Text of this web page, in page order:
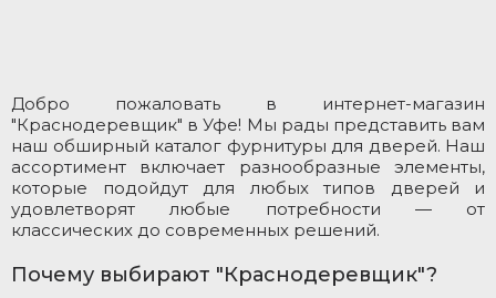
Добро пожаловать в интернет-магазин
"Краснодеревщик" в Уфе! Мы рады представить вам
наш обширный каталог фурнитуры для дверей. Наш
ассортимент включает разнообразные элементы,
которые подойдут для любых типов дверей и
удовлетворят любые потребности — от
классических до современных решений.
Почему выбирают "Краснодеревщик"?